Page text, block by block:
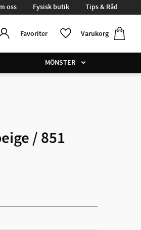
oss Fysisk butik Tips & Råd
Favoriter Varukorg
Favoriter
MÖNSTER
/ 851